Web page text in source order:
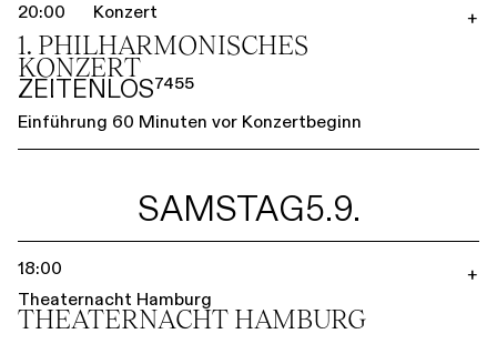
20:00 Konzert
1. PHILHARMO­NISCHES
KONZERT
ZEITENLOS⁷⁴⁵⁵
Einführung 60 Minuten vor Konzertbeginn
+
SAMSTAG5.9.
18:00
Theaternacht Hamburg
THEATER­NACHT HAMBURG
+